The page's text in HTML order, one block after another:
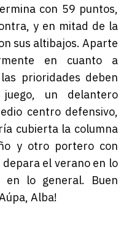
con 59 puntos,
, y en mitad de la
sus altibajos. Aparte
en cuanto a
prioridades deben
un delantero
centro defensivo,
cubierta la columna
y otro portero con
el verano en lo
en lo general. Buen
Alba!